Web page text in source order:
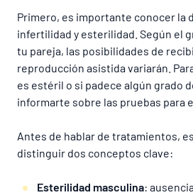
Primero, es importante conocer la
infertilidad y esterilidad. Según el
tu pareja, las posibilidades de
reproducción asistida variarán.
es estéril o si padece algún grado
informarte sobre las pruebas para
Antes de hablar de tratamientos,
distinguir dos conceptos clave:
Esterilidad masculina: